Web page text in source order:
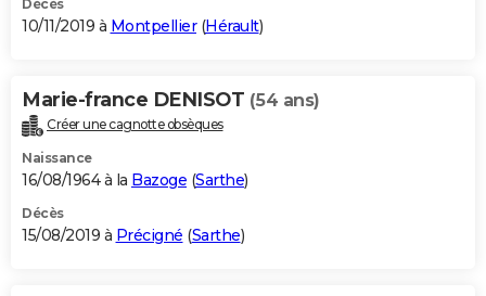
Décès
10/11/2019 à Montpellier(Hérault)
Marie-france DENISOT (54 ans)
Créer une cagnotte obsèques
Naissance
16/08/1964 à la Bazoge (Sarthe)
Décès
15/08/2019 à Précigné (Sarthe)